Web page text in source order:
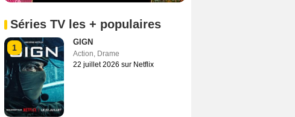
Séries TV les + populaires
1
GIGN
Action, Drame
22 juillet 2026 sur Netflix